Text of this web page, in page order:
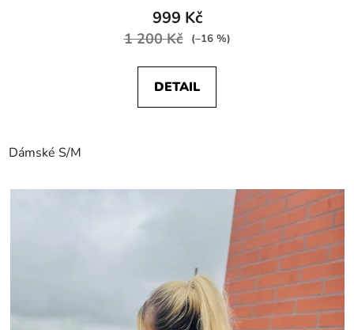
999 Kč
1 200 Kč (–16 %)
DETAIL
Dámské S/M